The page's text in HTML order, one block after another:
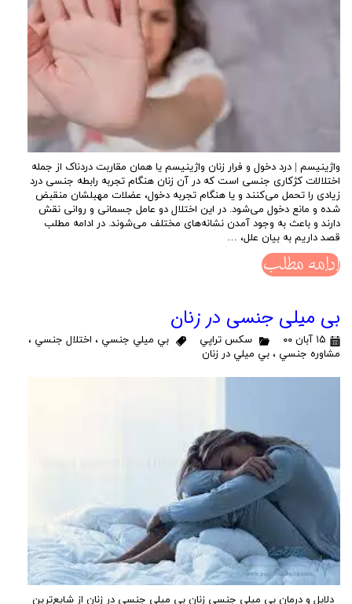
واژینیسم | درد دخول و فرار زنان واژینیسم یا همان مقاربت دردناک از جمله
اختلالات کژکاری جنسی است که در آن زنان هنگام تجربه رابطه جنسی درد
زیادی را تحمل می‌کنند و یا هنگام تجربه دخول، عضلات مهبلشان منقبض
شده و مانع دخول می‌شود. در این اختلال دو عامل جسمانی و روانی نقش
دارند و باعث به وجود آمدن نشانه‌های مختلف می‌شوند. در ادامه مطلب
قصد داریم به بیان علل، …
ادامه مطلب
بی میلی جنسی در زنان
۱۵ آبان ۰۰ سكس تراپي بي ميلي جنسي ، اختلال جنسي ،
مشاوره جنسي ، بي ميلي در زنان
دلایل و درمان بی میلی جنسی زنان بی میلی جنسی در زنان از شایع‌ترین